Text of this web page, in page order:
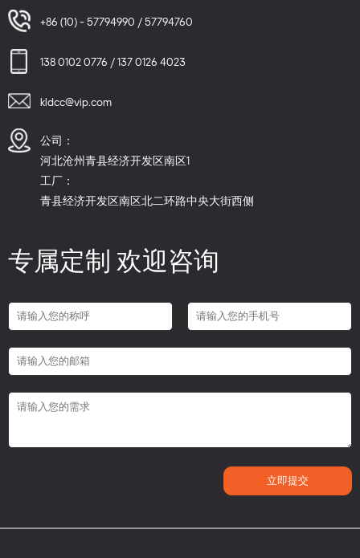
+86 (10) - 57794990 / 57794760
138 0102 0776 / 137 0126 4023
kldcc@vip.com
公司：
河北沧州青县经济开发区南区1
工厂：
青县经济开发区南区北二环路中央大街西侧
专属定制 欢迎咨询